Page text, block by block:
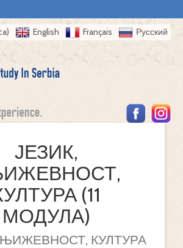
English Français Русский
ЈЕЗИК,
(11
МОДУЛА)
КУЛТУРА